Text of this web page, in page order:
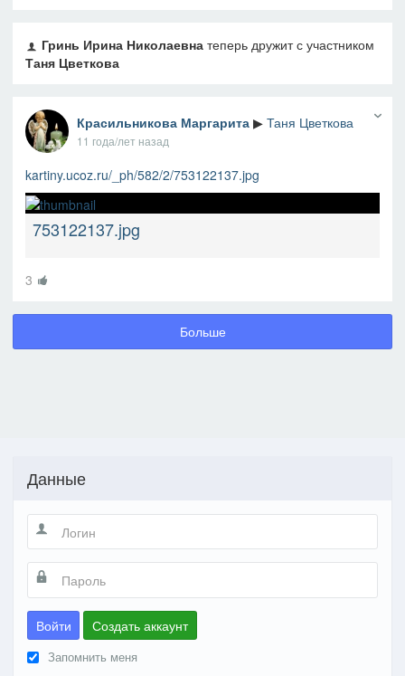
Гринь Ирина Николаевна теперь дружит с участником
Таня Цветкова
Красильникова Маргарита ▶ Таня Цветкова
11 года/лет назад
kartiny.ucoz.ru/_ph/582/2/753122137.jpg
753122137.jpg
3
Больше
Данные
Войти Создать аккаунт
Запомнить меня